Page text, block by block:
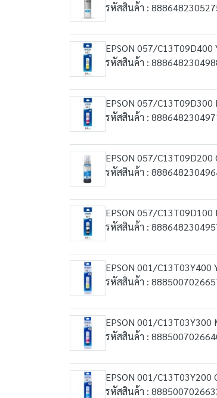
รหัสสินค้า :
EPSON 057/
รหัสสินค้า :
EPSON 057/
รหัสสินค้า :
EPSON 057/
รหัสสินค้า :
EPSON 057/
รหัสสินค้า :
EPSON 001/
รหัสสินค้า :
EPSON 001/
รหัสสินค้า :
EPSON 001/
รหัสสินค้า :